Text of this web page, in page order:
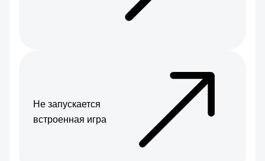
Не запускается
встроенная игра